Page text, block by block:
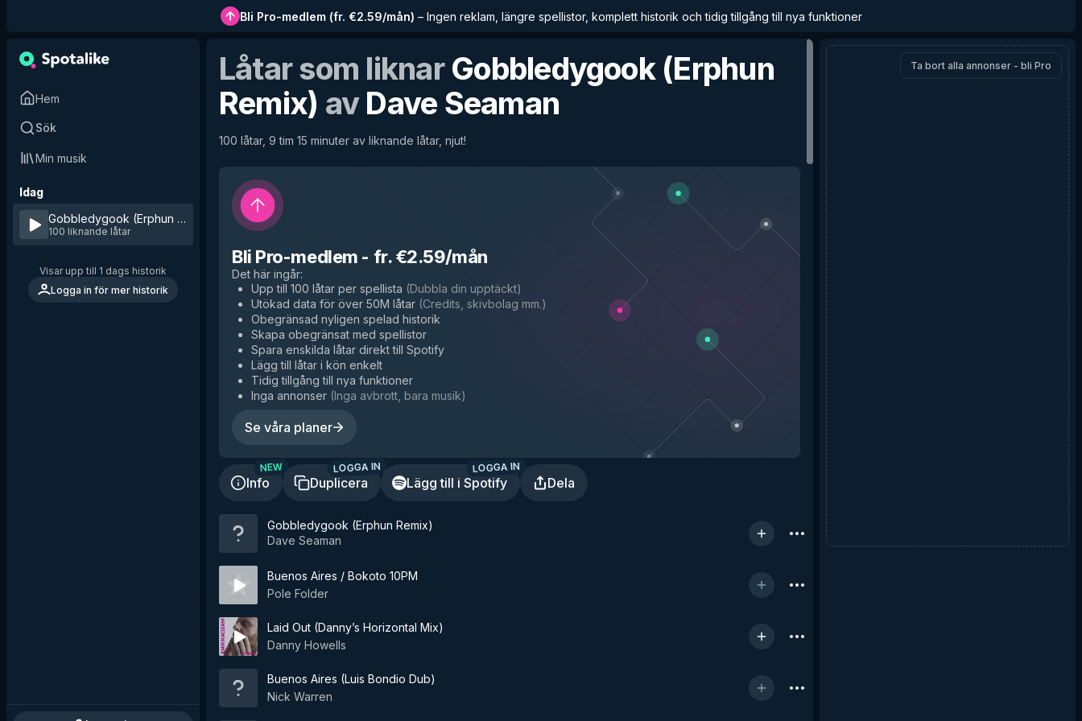
Bli Pro-medlem(fr. €2.59/mån) – Ingen reklam, längre spellistor, komplett historik och tidig tillgång till nya funktioner
Hem
Sök
Min musik
Idag
Gobbledygook (Erphun Remix)
Dave Seaman
100 liknande låtar
Visar upp till 1 dags historik
Logga in för mer historik
Låtar som liknarGobbledygook (Erphun
Remix) avDave Seaman
100 låtar, 9 tim 15 minuter av liknande låtar, njut!
Bli Pro-medlem - fr. €2.59/mån
Det här ingår:
Upp till 100 låtar per spellista (Dubbla din upptäckt)
Utökad data för över 50M låtar (Credits, skivbolag mm.)
Obegränsad nyligen spelad historik
Skapa obegränsat med spellistor
Spara enskilda låtar direkt till Spotify
Lägg till låtar i kön enkelt
Tidig tillgång till nya funktioner
Inga annonser (Inga avbrott, bara musik)
Se våra planer
Info
NEW
Duplicera
LOGGA IN
Lägg till i Spotify
LOGGA IN
Dela
Gobbledygook (Erphun Remix)
Dave Seaman
Buenos Aires / Bokoto 10PM
Pole Folder
Laid Out (Danny’s Horizontal Mix)
Danny Howells
Buenos Aires (Luis Bondio Dub)
Nick Warren
Ta bort alla annonser - bli Pro